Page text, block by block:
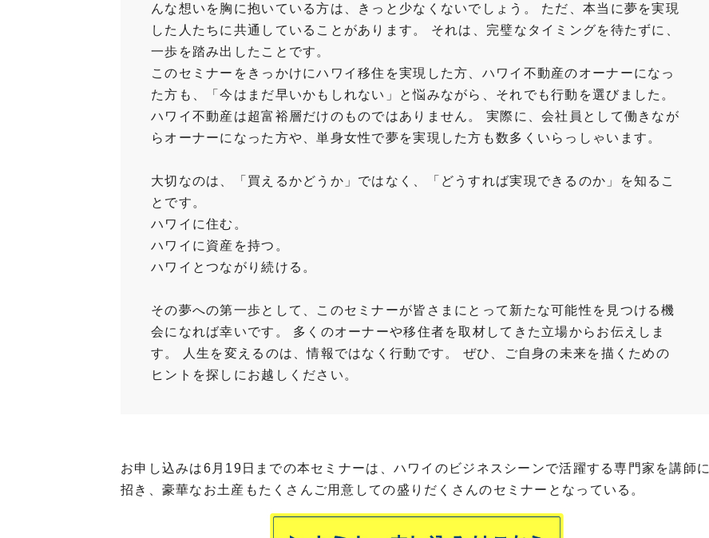
んな想いを胸に抱いている方は、きっと少なくないでしょう。 ただ、本当に夢を実現
した人たちに共通していることがあります。 それは、完璧なタイミングを待たずに、
一歩を踏み出したことです。
このセミナーをきっかけにハワイ移住を実現した方、ハワイ不動産のオーナーになっ
た方も、「今はまだ早いかもしれない」と悩みながら、それでも行動を選びました。
ハワイ不動産は超富裕層だけのものではありません。 実際に、会社員として働きなが
らオーナーになった方や、単身女性で夢を実現した方も数多くいらっしゃいます。
大切なのは、「買えるかどうか」ではなく、「どうすれば実現できるのか」を知るこ
とです。
ハワイに住む。
ハワイに資産を持つ。
ハワイとつながり続ける。
その夢への第一歩として、このセミナーが皆さまにとって新たな可能性を見つける機
会になれば幸いです。 多くのオーナーや移住者を取材してきた立場からお伝えしま
す。 人生を変えるのは、情報ではなく行動です。 ぜひ、ご自身の未来を描くための
ヒントを探しにお越しください。
お申し込みは6月19日までの本セミナーは、ハワイのビジネスシーンで活躍する専門家を講師に
招き、豪華なお土産もたくさんご用意しての盛りだくさんのセミナーとなっている。